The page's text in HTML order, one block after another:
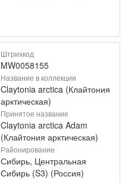
Штрихкод
MW0058155
Название в коллекции
Claytonia arctica (Клайтония
арктическая)
Принятое название
Claytonia arctica Adam
(Клайтония арктическая)
Районирование
Сибирь, Центральная
Сибирь (S3) (Россия)